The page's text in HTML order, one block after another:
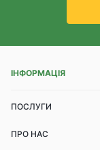
ІНФОРМАЦІЯ
ПОСЛУГИ
ПРО НАС